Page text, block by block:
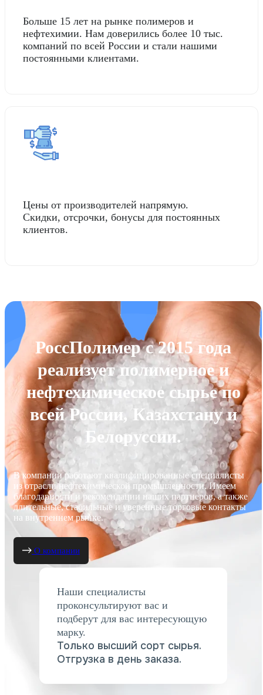
Больше 15 лет на рынке полимеров и
нефтехимии. Нам доверились более 10 тыс.
компаний по всей России и стали нашими
постоянными клиентами.
Цены от производителей напрямую.
Скидки, отсрочки, бонусы для постоянных
клиентов.
РоссПолимер с 2015 года
реализует полимерное и
нефтехимическое сырье по
всей России, Казахстану и
Белоруссии.
В компании работают квалифицированные специалисты
из отрасли нефтехимической промышленности. Имеем
благодарности и рекомендации наших партнеров, а также
длительные, стабильные и уверенные торговые контакты
на внутреннем рынке.
О компании
Наши специалисты
проконсультируют вас и
подберут для вас интересующую
марку.
Только высший сорт сырья.
Отгрузка в день заказа.